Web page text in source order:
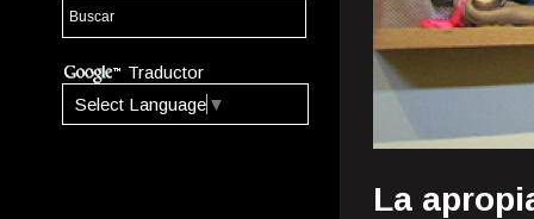
Traductor
Select Language ▼
La